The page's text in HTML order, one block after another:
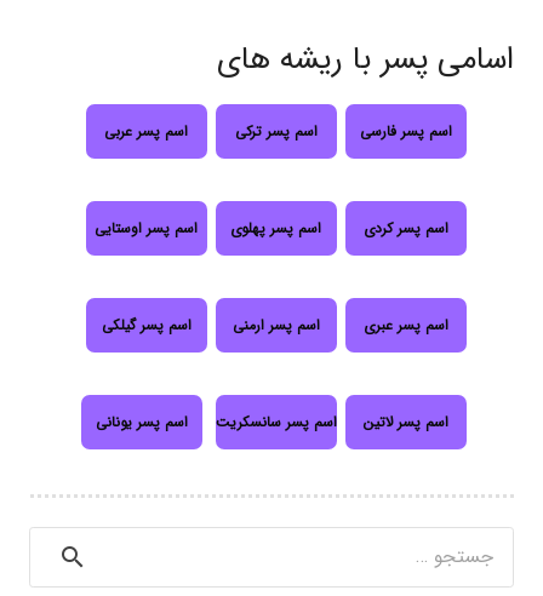
اسامی پسر با ریشه های
اسم پسر فارسی اسم پسر ترکی اسم پسر عربی
اسم پسر کردی اسم پسر پهلوی اسم پسر اوستایی
اسم پسر عبری اسم پسر ارمنی اسم پسر گیلکی
اسم پسر لاتین اسم پسر سانسکریت اسم پسر یونانی
برای: